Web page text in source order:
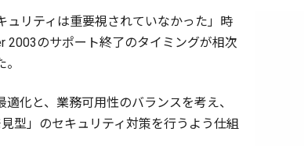
リティは重要視されていなかった」時
2003のサポート終了のタイミングが相次
化と、業務可用性のバランスを考え、
型」のセキュリティ対策を行うよう仕組